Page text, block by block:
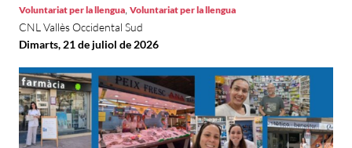
Voluntariat per la llengua, Voluntariat per la llengua
CNL Vallès Occidental Sud
Dimarts, 21 de juliol de 2026